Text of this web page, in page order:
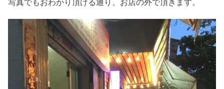
写真でもおわかり頂ける通り、お店の外で頂きます。